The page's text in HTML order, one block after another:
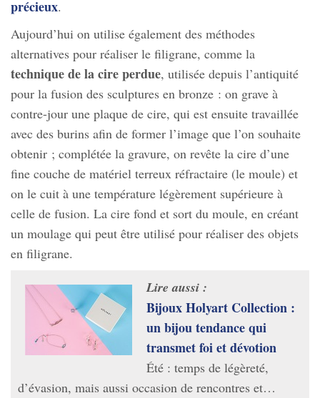
précieux.
Aujourd’hui on utilise également des méthodes
alternatives pour réaliser le filigrane, comme la
technique de la cire perdue, utilisée depuis l’antiquité
pour la fusion des sculptures en bronze : on grave à
contre-jour une plaque de cire, qui est ensuite travaillée
avec des burins afin de former l’image que l’on souhaite
obtenir ; complétée la gravure, on revête la cire d’une
fine couche de matériel terreux réfractaire (le moule) et
on le cuit à une température légèrement supérieure à
celle de fusion. La cire fond et sort du moule, en créant
un moulage qui peut être utilisé pour réaliser des objets
en filigrane.
Lire aussi :
Bijoux Holyart Collection :
un bijou tendance qui
transmet foi et dévotion
Été : temps de légèreté,
d’évasion, mais aussi occasion de rencontres et…